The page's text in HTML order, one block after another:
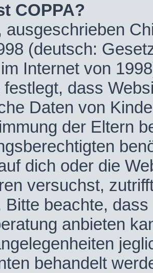
COPPA?
ausgeschrieben
(deutsch:
Internet von
dass
Daten von
der Eltern
dich oder die
versuchst,
Bitte beachte,
anbieten
behandelt